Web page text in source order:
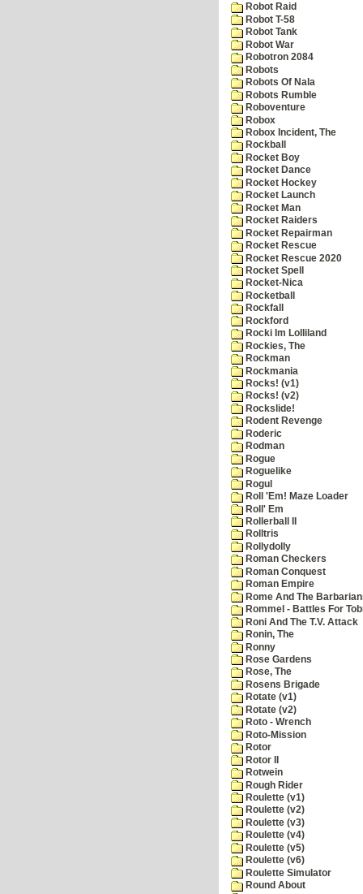
Robot Raid
Robot T-58
Robot Tank
Robot War
Robotron 2084
Robots
Robots Of Nala
Robots Rumble
Roboventure
Robox
Robox Incident, The
Rockball
Rocket Boy
Rocket Dance
Rocket Hockey
Rocket Launch
Rocket Man
Rocket Raiders
Rocket Repairman
Rocket Rescue
Rocket Rescue 2020
Rocket Spell
Rocket-Nica
Rocketball
Rockfall
Rockford
Rocki Im Lolliland
Rockies, The
Rockman
Rockmania
Rocks! (v1)
Rocks! (v2)
Rockslide!
Rodent Revenge
Roderic
Rodman
Rogue
Roguelike
Rogul
Roll 'Em! Maze Loader
Roll' Em
Rollerball II
Rolltris
Rollydolly
Roman Checkers
Roman Conquest
Roman Empire
Rome And The
Rommel - Battles For
Roni And The T.V. Attack
Ronin, The
Ronny
Rose Gardens
Rose, The
Rosens Brigade
Rotate (v1)
Rotate (v2)
Roto - Wrench
Roto-Mission
Rotor
Rotor II
Rotwein
Rough Rider
Roulette (v1)
Roulette (v2)
Roulette (v3)
Roulette (v4)
Roulette (v5)
Roulette (v6)
Roulette Simulator
Round About